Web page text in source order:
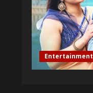
Entertainment